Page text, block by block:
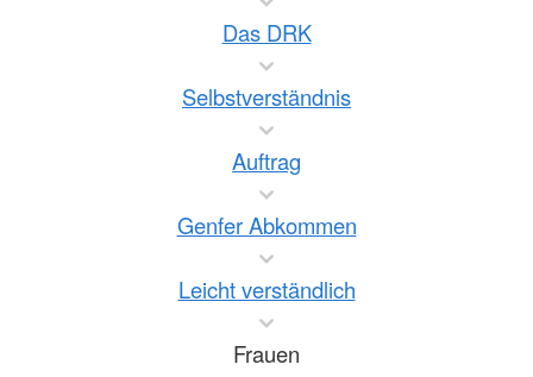
Das DRK
Selbstverständnis
Auftrag
Genfer Abkommen
Leicht verständlich
Frauen